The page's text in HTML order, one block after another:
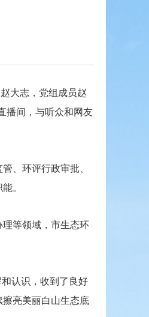
大志，党组成员赵
播间，与听众和网友
、环评行政审批、
。
等领域，市生态环
认识，收到了良好
亮美丽白山生态底